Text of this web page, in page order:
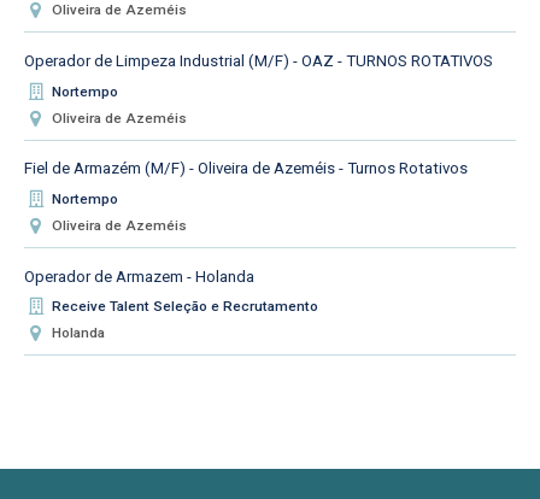
Oliveira de Azeméis
Operador de Limpeza Industrial (M/F) - OAZ - TURNOS ROTATIVOS
Nortempo
Oliveira de Azeméis
Fiel de Armazém (M/F) - Oliveira de Azeméis - Turnos Rotativos
Nortempo
Oliveira de Azeméis
Operador de Armazem - Holanda
Receive Talent Seleção e Recrutamento
Holanda